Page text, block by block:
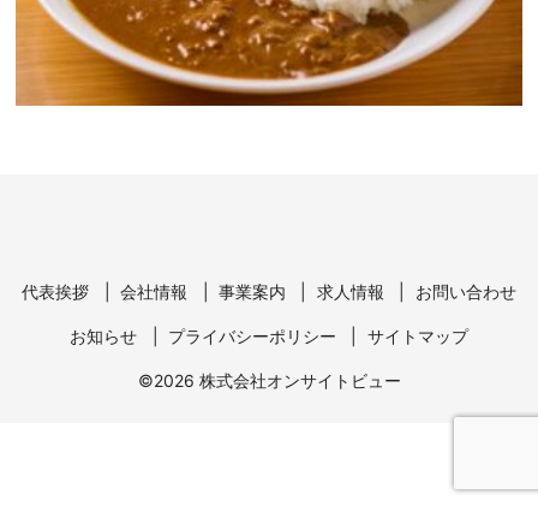
代表挨拶 会社情報 事業案内 求人情報 お問い合わせ
お知らせ プライバシーポリシー サイトマップ
©2026 株式会社オンサイトビュー